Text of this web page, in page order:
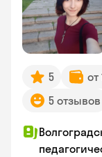
5 от
5 отзывов